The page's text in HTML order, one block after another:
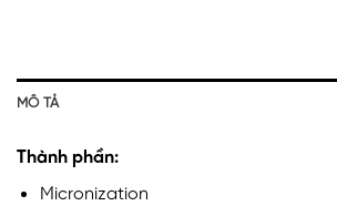
MÔ TẢ
Thành phần:
Micronization